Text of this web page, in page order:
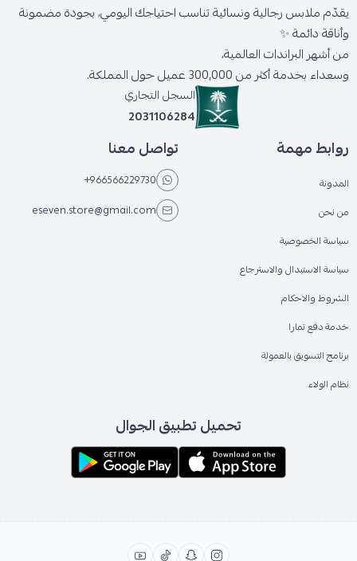
يقدّم ملابس رجالية ونسائية تناسب احتياجك اليومي، بجودة مضمونة
وأناقة دائمة ✨
من أشهر البراندات العالمية،
وسعداء بخدمة أكثر من 300,000 عميل حول المملكة.
السجل التجاري
2031106284
روابط مهمة
المدونة
من نحن
سياسة الخصوصية
سياسة الاستبدال والاسترجاع
الشروط والاحكام
خدمة دفع تمارا
برنامج التسويق بالعمولة
نظام الولاء
تواصل معنا
+966566229730
eseven.store@gmail.com
تحميل تطبيق الجوال